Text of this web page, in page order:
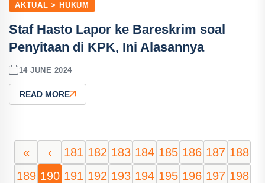
AKTUAL > HUKUM
Staf Hasto Lapor ke Bareskrim soal
Penyitaan di KPK, Ini Alasannya
14 JUNE 2024
READ MORE
« ‹ 181 182 183 184 185 186 187 188
189 190 191 192 193 194 195 196 197 198